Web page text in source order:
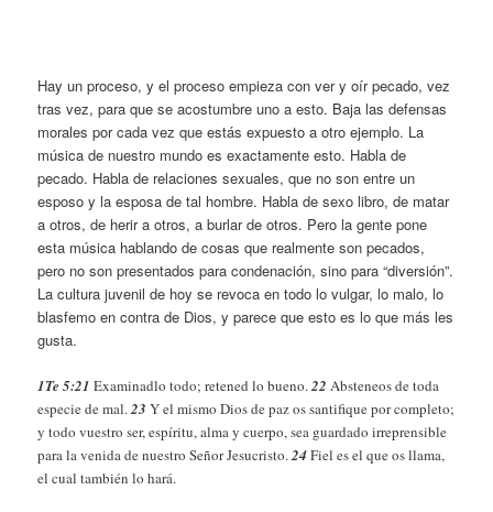
Hay un proceso, y el proceso empieza con ver y oír pecado, vez
tras vez, para que se acostumbre uno a esto. Baja las defensas
morales por cada vez que estás expuesto a otro ejemplo. La
música de nuestro mundo es exactamente esto. Habla de
pecado. Habla de relaciones sexuales, que no son entre un
esposo y la esposa de tal hombre. Habla de sexo libro, de matar
a otros, de herir a otros, a burlar de otros. Pero la gente pone
esta música hablando de cosas que realmente son pecados,
pero no son presentados para condenación, sino para “diversión”.
La cultura juvenil de hoy se revoca en todo lo vulgar, lo malo, lo
blasfemo en contra de Dios, y parece que esto es lo que más les
gusta.
1Te 5:21 Examinadlo todo; retened lo bueno.22 Absteneos de toda
especie de mal.23 Y el mismo Dios de paz os santifique por completo;
y todo vuestro ser, espíritu, alma y cuerpo, sea guardado irreprensible
para la venida de nuestro Señor Jesucristo.24Fiel es el que os llama,
el cual también lo hará.